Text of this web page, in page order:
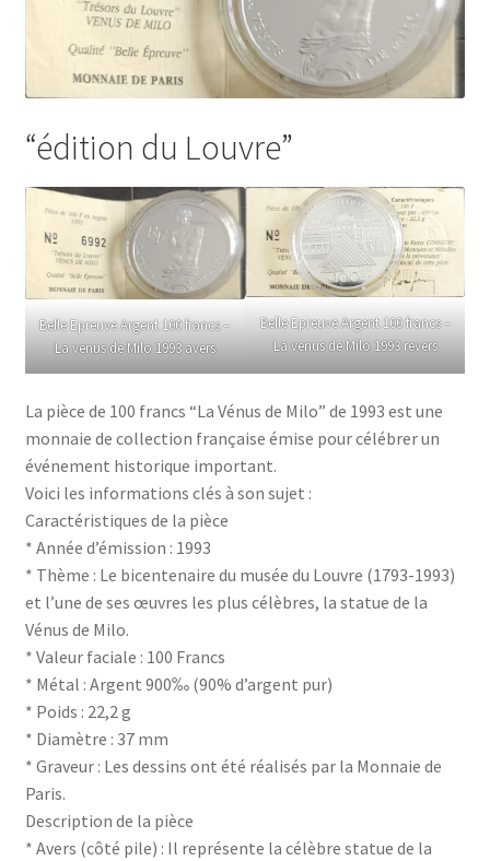
“édition du Louvre”
Belle Epreuve Argent 100 francs –
La venus de Milo 1993 avers
Belle Epreuve Argent 100 francs –
La venus de Milo 1993 revers
La pièce de 100 francs “La Vénus de Milo” de 1993 est une
monnaie de collection française émise pour célébrer un
événement historique important.
Voici les informations clés à son sujet :
Caractéristiques de la pièce
* Année d’émission : 1993
* Thème : Le bicentenaire du musée du Louvre (1793-1993)
et l’une de ses œuvres les plus célèbres, la statue de la
Vénus de Milo.
* Valeur faciale : 100 Francs
* Métal : Argent 900‰ (90% d’argent pur)
* Poids : 22,2 g
* Diamètre : 37 mm
* Graveur : Les dessins ont été réalisés par la Monnaie de
Paris.
Description de la pièce
* Avers (côté pile) : Il représente la célèbre statue de la